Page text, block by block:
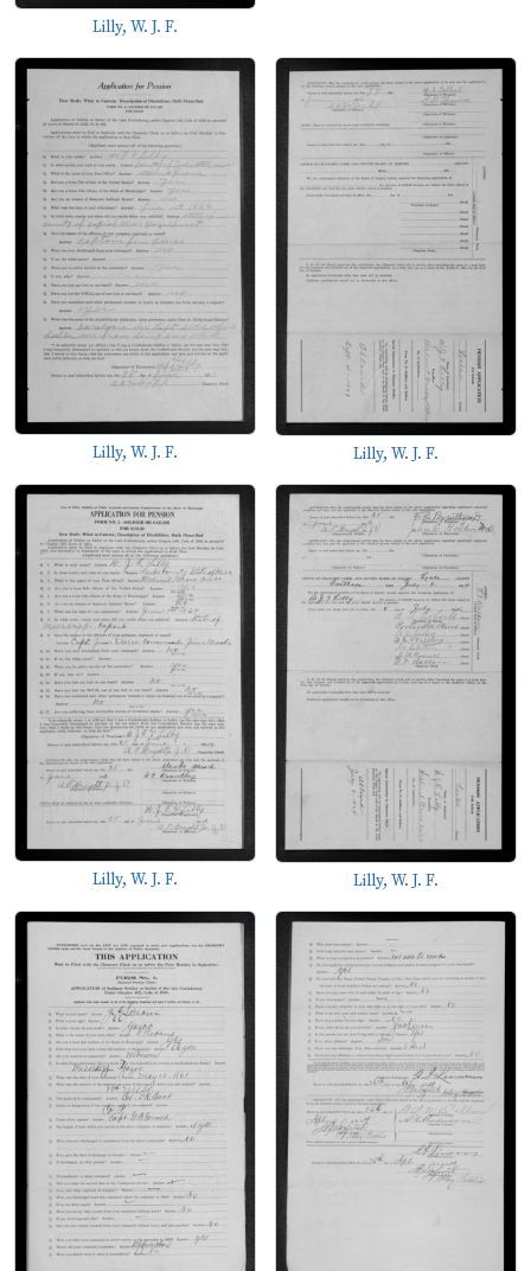
Lilly, W. J. F.
Lilly, W. J. F. Lilly, W. J. F.
Lilly, W. J. F. Lilly, W. J. F.